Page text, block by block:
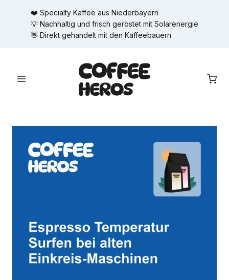
springen
❤️ Specialty Kaffee aus Niederbayern
💡 Nachhaltig und frisch geröstet mit Solarenergie
👋 Direkt gehandelt mit den Kaffeebauern